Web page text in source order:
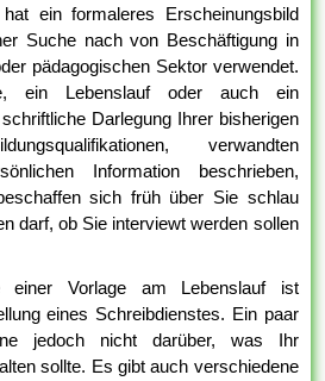
ein formaleres Erscheinungsbild
Suche nach von Beschäftigung in
pädagogischen Sektor verwendet.
ein Lebenslauf oder auch ein
Darlegung Ihrer bisherigen
verwandten
Information beschrieben,
sich früh über Sie schlau
darf, ob Sie interviewt werden sollen
einer Vorlage am Lebenslauf ist
eines Schreibdienstes. Ein paar
jedoch nicht darüber, was Ihr
sollte. Es gibt auch verschiedene